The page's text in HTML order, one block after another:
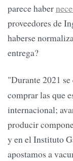
parece haber
proveedores de
haberse
entrega?
"Durante 2021
comprar las que
internacional;
producir
y en el Instituto
apostamos a